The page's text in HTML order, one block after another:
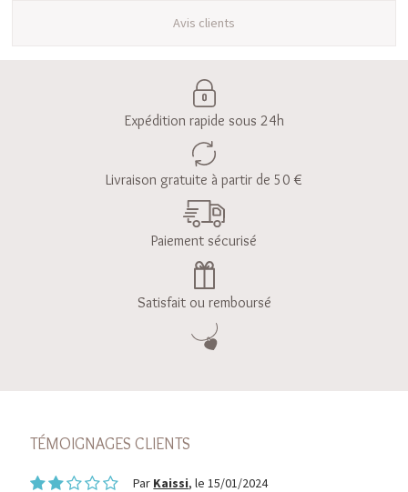
Avis clients
Expédition rapide sous 24h
Livraison gratuite à partir de 50 €
Paiement sécurisé
Satisfait ou remboursé
TÉMOIGNAGES CLIENTS
Par Kaissi, le 15/01/2024